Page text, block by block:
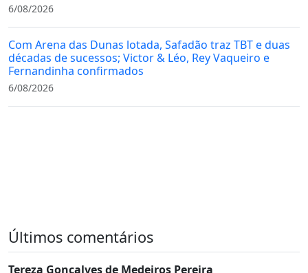
6/08/2026
Com Arena das Dunas lotada, Safadão traz TBT e duas
décadas de sucessos; Victor & Léo, Rey Vaqueiro e
Fernandinha confirmados
6/08/2026
Últimos comentários
Tereza Gonçalves de Medeiros Pereira